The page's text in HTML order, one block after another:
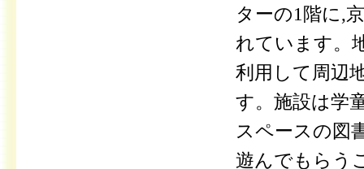
ターの1階に,
れています。
利用して周辺
す。施設は学
スペースの図
遊んでもらう